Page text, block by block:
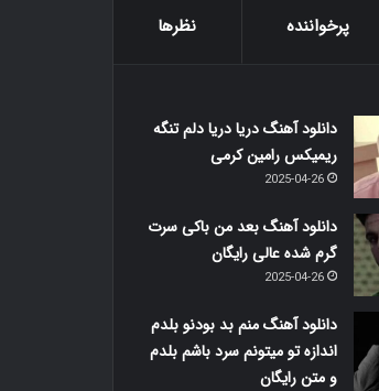
پرخواننده نظرها
دانلود آهنگ دریا دریا دلم تنگه
ریمیکس رامین کرمی
2025-04-26
دانلود آهنگ بعد من باکی سرت
گرم شده عالی رایگان
2025-04-26
دانلود آهنگ منم بد بودنو بلدم
اندازه تو میتونم سرد باشم بلدم
و متن رایگان